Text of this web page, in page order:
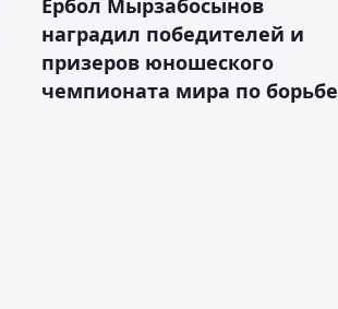
Ербол Мырзабосынов
наградил победителей и
призеров юношеского
чемпионата мира по борьбе